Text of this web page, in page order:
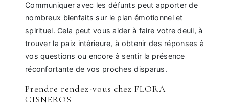
Communiquer avec les défunts peut apporter de
nombreux bienfaits sur le plan émotionnel et
spirituel. Cela peut vous aider à faire votre deuil, à
trouver la paix intérieure, à obtenir des réponses à
vos questions ou encore à sentir la présence
réconfortante de vos proches disparus.
Prendre rendez-vous chez FLORA
CISNEROS